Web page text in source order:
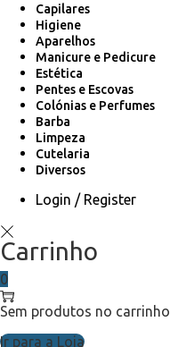
Capilares
Higiene
Aparelhos
Manicure e Pedicure
Estética
Pentes e Escovas
Colónias e Perfumes
Barba
Limpeza
Cutelaria
Diversos
Login / Register
Carrinho
0
Sem produtos no carrinho
Ir para a Loja